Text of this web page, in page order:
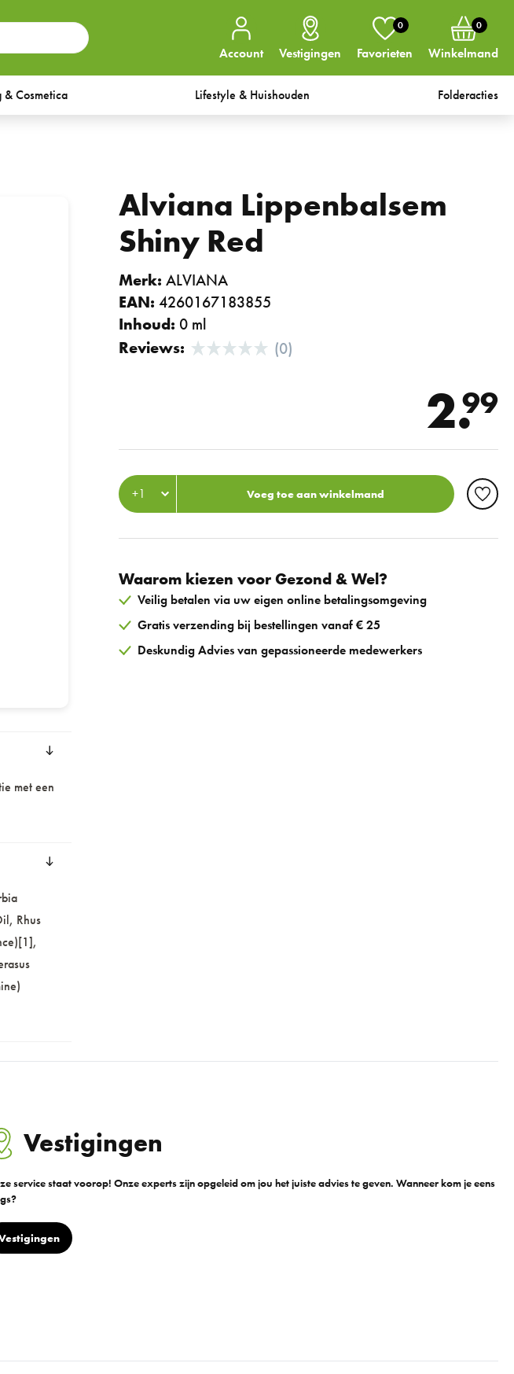
Account Vestigingen
0
Favorieten
0
Winkelmand
Cosmetica Lifestyle & Huishouden Folderacties
Alviana Lippenbalsem
Shiny Red
Merk: ALVIANA
EAN: 4260167183855
Inhoud: 0 ml
Reviews:
(0)
2.
99
Voeg toe aan winkelmand
Waarom kiezen voor Gezond & Wel?
Veilig betalen via uw eigen online betalingsomgeving
Gratis verzending bij bestellingen vanaf € 25
Deskundig Advies van gepassioneerde medewerkers
met een
Rhus
Vestigingen
service staat voorop! Onze experts zijn opgeleid om jou het juiste advies te geven. Wanneer kom je eens